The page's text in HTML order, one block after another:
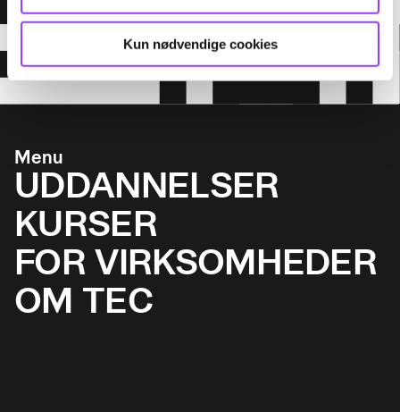
Kun nødvendige cookies
Menu
UDDANNELSER
KURSER
FOR VIRKSOMHEDER
OM TEC